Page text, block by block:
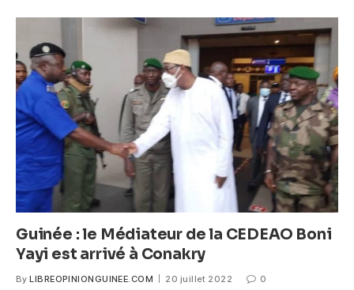
b
o
o
k
A
p
p
n
g
er
Guinée : le Médiateur de la CEDEAO Boni
Yayi est arrivé à Conakry
By LIBREOPINIONGUINEE.COM 20 juillet 2022 0